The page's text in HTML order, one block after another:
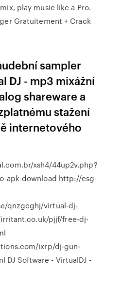
play music like a Pro.
Gratuitement + Crack
sampler
DJ - mp3 mixážní
shareware a
stažení
internetového
xsh4/44up2v.php?
apk-download http://esg-
qnzgcghj/virtual-dj-
pjjf/free-dj-
ixrp/dj-gun-
DJ Software - VirtualDJ -